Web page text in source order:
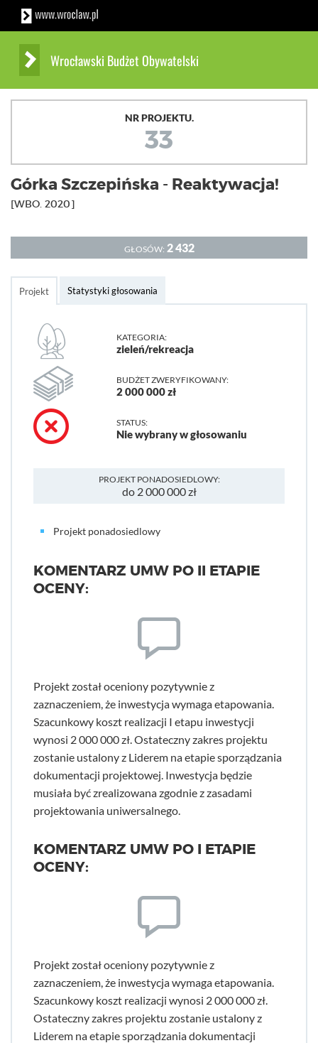
Wrocławski Budżet Obywatelski
NR PROJEKTU.
33
Górka Szczepińska - Reaktywacja!
[WBO. 2020]
GŁOSÓW: 2 432
Projekt Statystyki głosowania
KATEGORIA:
zieleń/rekreacja
BUDŻET ZWERYFIKOWANY:
2 000 000 zł
STATUS:
Nie wybrany w głosowaniu
PROJEKT PONADOSIEDLOWY:
do 2 000 000 zł
Projekt ponadosiedlowy
KOMENTARZ UMW PO II ETAPIE
OCENY:
Projekt został oceniony pozytywnie z
zaznaczeniem, że inwestycja wymaga etapowania.
Szacunkowy koszt realizacji I etapu inwestycji
wynosi 2 000 000 zł. Ostateczny zakres projektu
zostanie ustalony z Liderem na etapie sporządzania
dokumentacji projektowej. Inwestycja będzie
musiała być zrealizowana zgodnie z zasadami
projektowania uniwersalnego.
KOMENTARZ UMW PO I ETAPIE
OCENY:
Projekt został oceniony pozytywnie z
zaznaczeniem, że inwestycja wymaga etapowania.
Szacunkowy koszt realizacji wynosi 2 000 000 zł.
Ostateczny zakres projektu zostanie ustalony z
Liderem na etapie sporządzania dokumentacji